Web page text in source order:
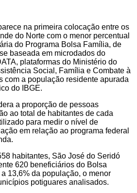
na primeira colocação entre os
do Norte com o menor percentual
do Programa Bolsa Família, de
baseada em microdados do
plataformas do Ministério do
Social, Família e Combate à
com a população residente apurada
do IBGE.
a proporção de pessoas
ao total de habitantes de cada
para medir o nível de
em relação ao programa federal
habitantes, São José do Seridó
620 beneficiários do Bolsa
13,6% da população, o menor
potiguares analisados.